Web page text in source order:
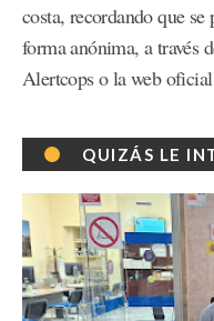
costa, recordando que
forma anónima, a través
Alertcops o la web
QUIZÁS LE